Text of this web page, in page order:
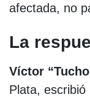
afectada, no
La
Víctor
Plata,